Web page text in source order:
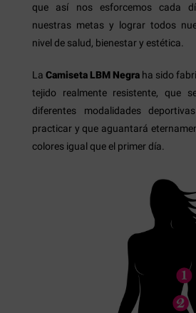
que así nos esforcemos cada
nuestras metas y lograr todos
nivel de salud, bienestar y estética.
La Camiseta LBM Negra ha sido
tejido realmente resistente, que
diferentes modalidades
practicar y que aguantará
colores igual que el primer día.